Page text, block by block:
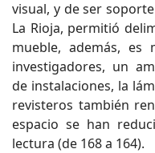
visual, y de ser
La Rioja, permitió
mueble, además, es
investigadores, un
de instalaciones, la
revisteros también
espacio se han
lectura (de 168 a 164).